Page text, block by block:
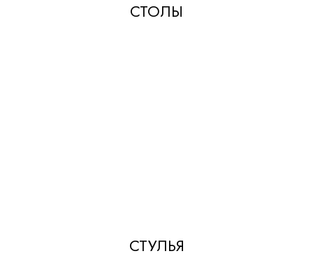
СТОЛЫ
СТУЛЬЯ